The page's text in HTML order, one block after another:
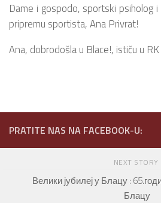
Dame i gospodo, sportski psiholog
pripremu sportista, Ana Privrat!
Ana, dobrodošla u Blace!, ističu u
PRATITE NAS NA FACEBOOK-U:
NEXT STORY
Велики јубилеј у Блацу :
Блацу